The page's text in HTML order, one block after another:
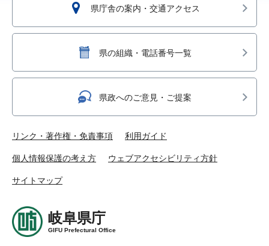
県庁舎の案内・交通アクセス
県の組織・電話番号一覧
県政へのご意見・ご提案
リンク・著作権・免責事項 利用ガイド
個人情報保護の考え方 ウェブアクセシビリティ方針
サイトマップ
岐阜県庁
GIFU Prefectural Office